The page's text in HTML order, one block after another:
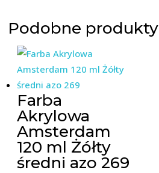
Podobne produkty
Farba
Akrylowa
Amsterdam
120 ml Żółty
średni azo 269